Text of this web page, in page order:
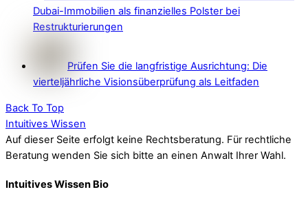
Dubai-Immobilien als finanzielles Polster bei
Restrukturierungen
Prüfen Sie die langfristige Ausrichtung: Die
vierteljährliche Visionsüberprüfung als Leitfaden
Back To Top
Intuitives Wissen
Auf dieser Seite erfolgt keine Rechtsberatung. Für rechtliche
Beratung wenden Sie sich bitte an einen Anwalt Ihrer Wahl.
Intuitives Wissen Bio